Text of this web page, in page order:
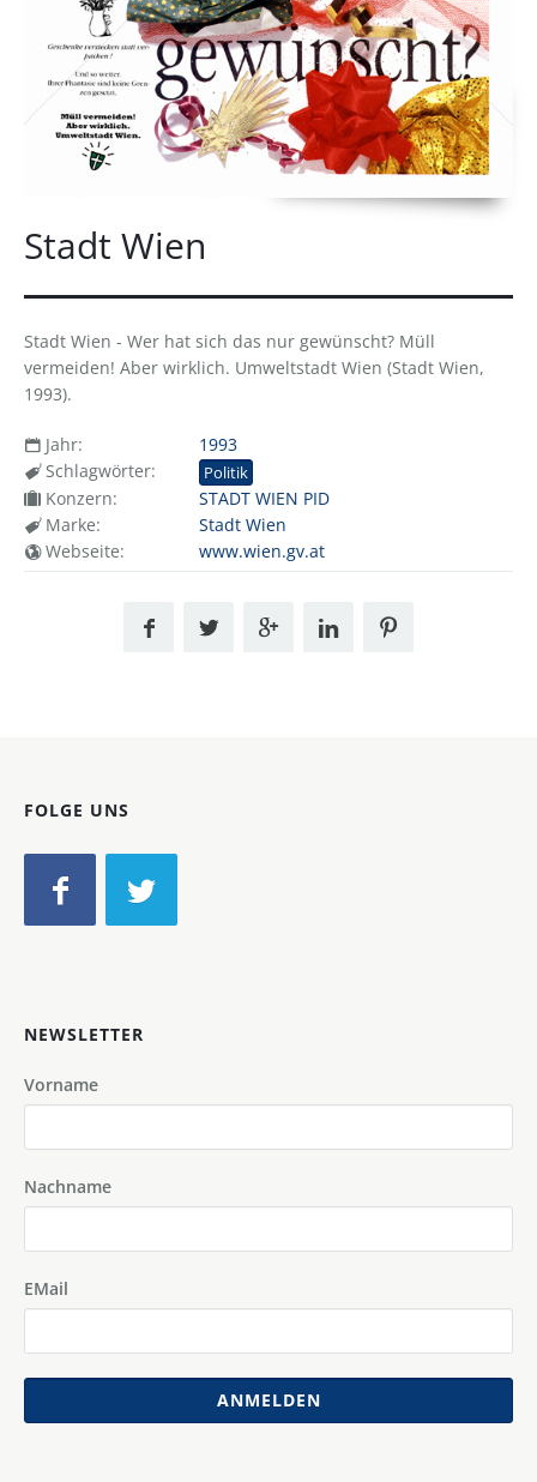
Stadt Wien
Stadt Wien - Wer hat sich das nur gewünscht? Müll
vermeiden! Aber wirklich. Umweltstadt Wien (Stadt Wien,
1993).
Jahr:
1993
Schlagwörter:
Politik
Konzern:
STADT WIEN PID
Marke:
Stadt Wien
Webseite:
www.wien.gv.at
FOLGE UNS
NEWSLETTER
Vorname
Nachname
EMail
ANMELDEN